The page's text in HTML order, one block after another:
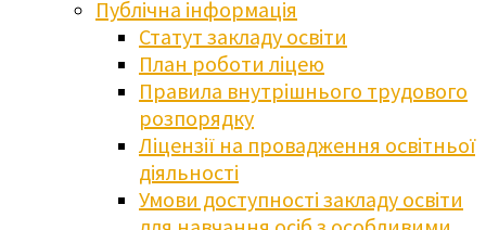
Публічна інформація
Статут закладу освіти
План роботи ліцею
Правила внутрішнього трудового
розпорядку
Ліцензії на провадження освітньої
діяльності
Умови доступності закладу освіти